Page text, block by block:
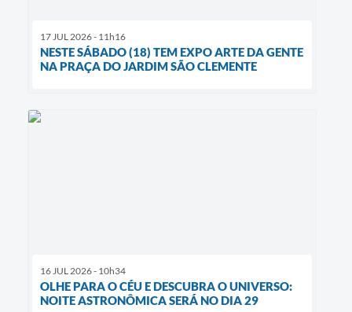
17 JUL 2026 - 11h16
NESTE SÁBADO (18) TEM EXPO ARTE DA GENTE
NA PRAÇA DO JARDIM SÃO CLEMENTE
16 JUL 2026 - 10h34
OLHE PARA O CÉU E DESCUBRA O UNIVERSO:
NOITE ASTRONÔMICA SERÁ NO DIA 29